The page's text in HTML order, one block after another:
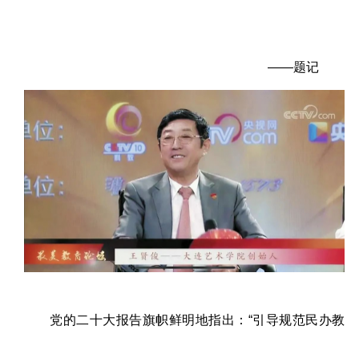
——题记
党的二十大报告旗帜鲜明地指出：“引导规范民办教